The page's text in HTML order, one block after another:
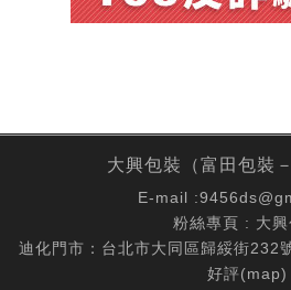
大興包裝（富田包裝
E-mail :
粉絲專頁 : 大
迪化門市：台北市大同區歸綏街232
好評(map)